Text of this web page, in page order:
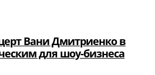
Вани Дмитриенко в
для шоу-бизнеса